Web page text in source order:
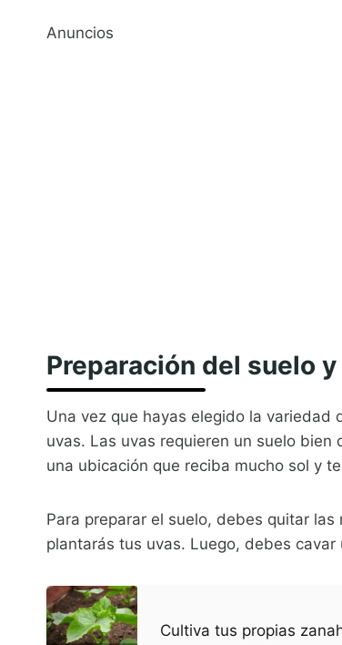
Anuncios
Preparación del suelo
Una vez que hayas elegido la variedad
uvas. Las uvas requieren un suelo
una ubicación que reciba mucho sol y
Para preparar el suelo, debes quitar
plantarás tus uvas. Luego, debes
Cultiva tus propias